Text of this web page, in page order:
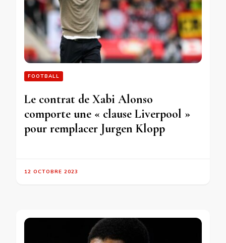
FOOTBALL
Le contrat de Xabi Alonso
comporte une « clause Liverpool »
pour remplacer Jurgen Klopp
12 OCTOBRE 2023